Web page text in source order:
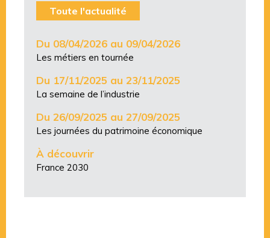
Toute l'actualité
Du 08/04/2026 au 09/04/2026
Les métiers en tournée
Du 17/11/2025 au 23/11/2025
La semaine de l’industrie
Du 26/09/2025 au 27/09/2025
Les journées du patrimoine économique
À découvrir
France 2030